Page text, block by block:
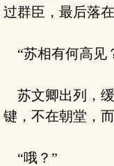
过群臣，最后落
“苏相有何高见
苏文卿出列，
键，不在朝堂，
“哦？”